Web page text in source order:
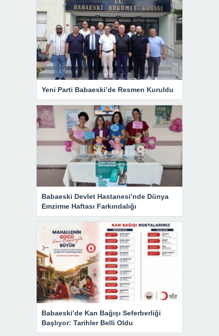
Yeni Parti Babaeski’de Resmen Kuruldu
Babaeski Devlet Hastanesi’nde Dünya
Emzirme Haftası Farkındalığı
Babaeski’de Kan Bağışı Seferberliği
Başlıyor: Tarihler Belli Oldu